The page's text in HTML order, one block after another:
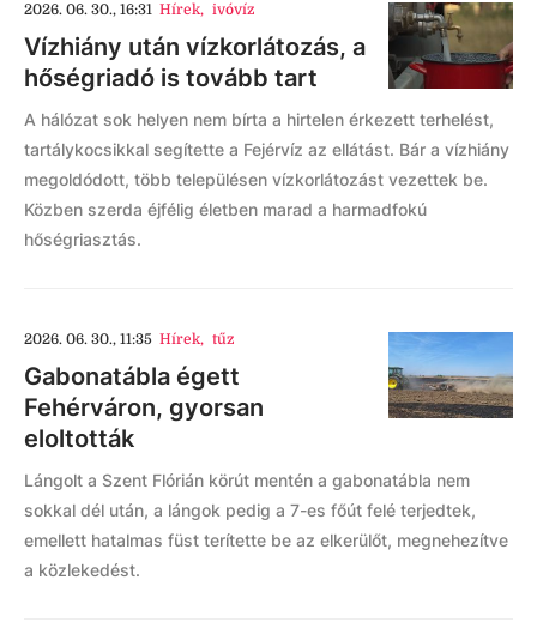
2026. 06. 30., 16:31 Hírek, ivóvíz
Vízhiány után vízkorlátozás, a
hőségriadó is tovább tart
A hálózat sok helyen nem bírta a hirtelen érkezett terhelést,
tartálykocsikkal segítette a Fejérvíz az ellátást. Bár a vízhiány
megoldódott, több településen vízkorlátozást vezettek be.
Közben szerda éjfélig életben marad a harmadfokú
hőségriasztás.
2026. 06. 30., 11:35 Hírek, tűz
Gabonatábla égett
Fehérváron, gyorsan
eloltották
Lángolt a Szent Flórián körút mentén a gabonatábla nem
sokkal dél után, a lángok pedig a 7-es főút felé terjedtek,
emellett hatalmas füst terítette be az elkerülőt, megnehezítve
a közlekedést.